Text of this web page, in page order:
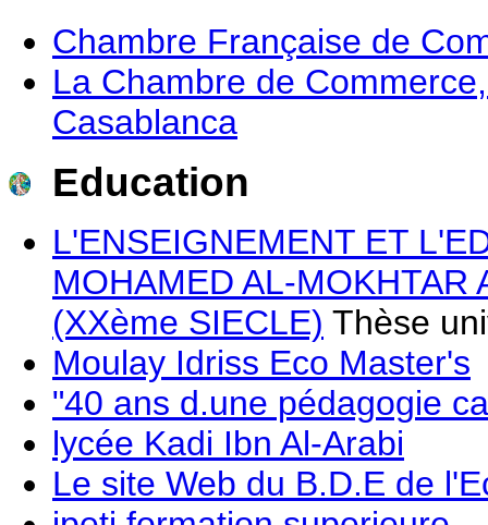
Chambre Française de
La Chambre de
Casablanca
Education
L'ENSEIGNEMENT ET
MOHAMED AL-MOKHTAR
(XXème SIECLE) Thèse
Moulay Idriss Eco Master's
"40 ans d.une pédagogie
lycée Kadi Ibn Al-Arabi
Le site Web du B.D.E de